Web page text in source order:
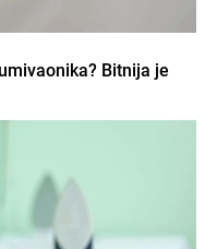
Bitnija je